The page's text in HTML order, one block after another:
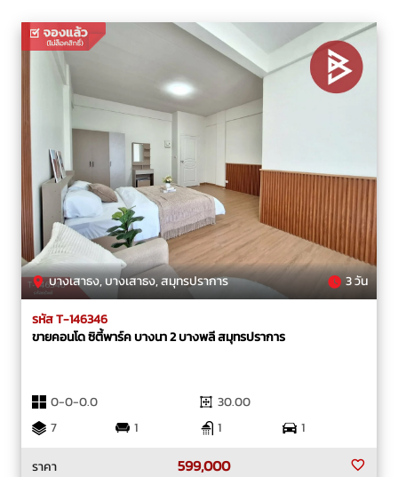
บางเสาธง, บางเสาธง, สมุทรปราการ 3 วัน
รหัส T-146346
ขายคอนโด ซิตี้พาร์ค บางนา 2 บางพลี สมุทรปราการ
0-0-0.0
30.00
7
1 1
1
ราคา
599,000